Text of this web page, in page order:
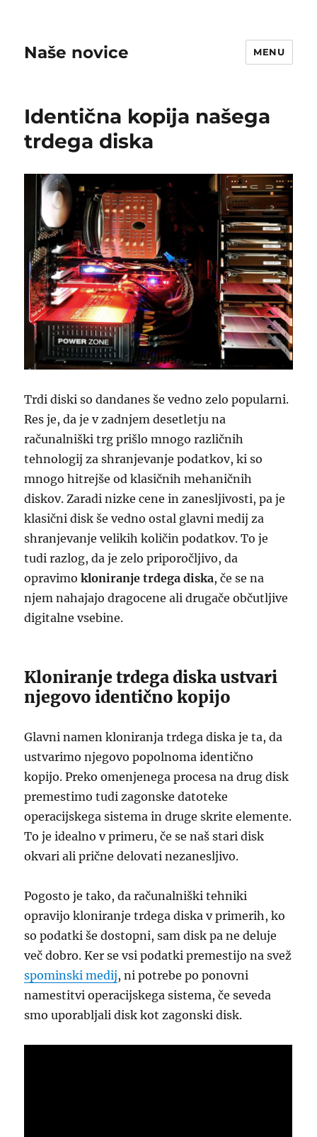
Naše novice MENU
Identična kopija našega
trdega diska
Trdi diski so dandanes še vedno zelo popularni.
Res je, da je v zadnjem desetletju na
računalniški trg prišlo mnogo različnih
tehnologij za shranjevanje podatkov, ki so
mnogo hitrejše od klasičnih mehaničnih
diskov. Zaradi nizke cene in zanesljivosti, pa je
klasični disk še vedno ostal glavni medij za
shranjevanje velikih količin podatkov. To je
tudi razlog, da je zelo priporočljivo, da
opravimokloniranje trdega diska, če se na
njem nahajajo dragocene ali drugače občutljive
digitalne vsebine.
Kloniranje trdega diska ustvari
njegovo identično kopijo
Glavni namen kloniranja trdega diska je ta, da
ustvarimo njegovo popolnoma identično
kopijo. Preko omenjenega procesa na drug disk
premestimo tudi zagonske datoteke
operacijskega sistema in druge skrite elemente.
To je idealno v primeru, če se naš stari disk
okvari ali prične delovati nezanesljivo.
Pogosto je tako, da računalniški tehniki
opravijo kloniranje trdega diska v primerih, ko
so podatki še dostopni, sam disk pa ne deluje
več dobro. Ker se vsi podatki premestijo na svež
spominski medij, ni potrebe po ponovni
namestitvi operacijskega sistema, če seveda
smo uporabljali disk kot zagonski disk.